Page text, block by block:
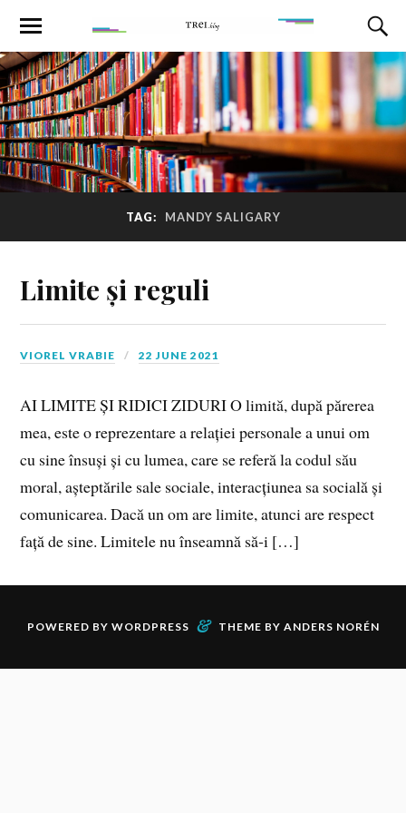
TAG: MANDY SALIGARY
Limite și reguli
VIOREL VRABIE 22 JUNE 2021
AI LIMITE ȘI RIDICI ZIDURI O limită, după părerea
mea, este o reprezentare a relației personale a unui om
cu sine însuși și cu lumea, care se referă la codul său
moral, așteptările sale sociale, interacțiunea sa socială și
comunicarea. Dacă un om are limite, atunci are respect
față de sine. Limitele nu înseamnă să‑i […]
POWERED BY WORDPRESS & THEME BY ANDERS NORÉN